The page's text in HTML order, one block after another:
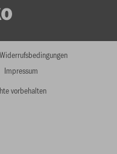
vorbehalten
Widerrufsbedingungen
Impressum